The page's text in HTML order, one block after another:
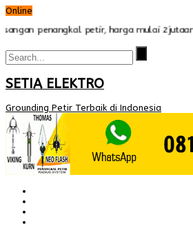
Online
penangkal petir, harga mulai
SETIA ELEKTRO
Grounding Petir Terbaik di Indonesia